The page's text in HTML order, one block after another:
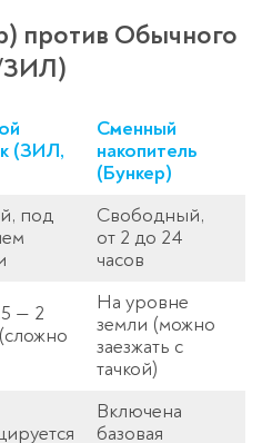
против Обычного
ЗИЛ)
(ЗИЛ,
Сменный
накопитель
(Бункер)
под
Свободный,
от 2 до 24
часов
— 2
На уровне
земли (можно
заезжать с
тачкой)
Включена
базовая